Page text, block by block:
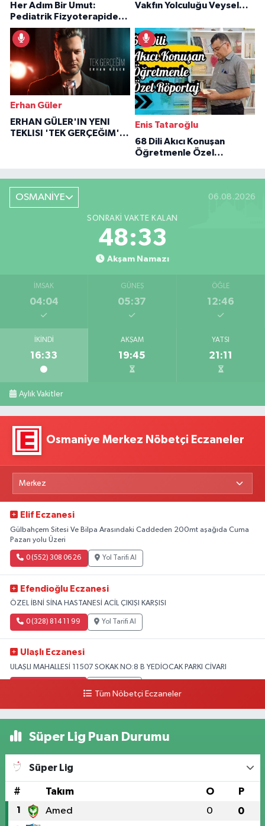
Her Adım Bir Umut:
Pediatrik Fizyoterapiden
İlham Veren Hikâyeler
Vakfın Yolculuğu Veysel
Erhan Güler
ERHAN GÜLER'IN YENI
TEKLISI 'TEK GERÇEĞIM'LE
Enis Tataroğlu
68 Dili Akıcı Konuşan
Öğretmenle Özel
OSMANİYE 06.08.2026
SONRAKI VAKTE KALAN
48:32
Akşam Namazı
İMSAK
04:04
GÜNEŞ
05:37
ÖĞLE
12:46
İKINDI
16:33
AKŞAM
19:45
YATSI
21:11
Aylık Vakitler
Osmaniye Merkez Nöbetçi Eczaneler
Elif Eczanesi
Gülbahçem Sitesi Ve Bilpa Arasındaki Caddeden 200mt aşağıda Cuma
Pazarı yolu Üzeri
0 (552) 308 06 26 Yol Tarifi Al
Efendioğlu Eczanesi
ÖZEL İBNİ SİNA HASTANESİ ACİL ÇIKIŞI KARŞISI
0 (328) 814 11 99 Yol Tarifi Al
Ulaşlı Eczanesi
ULAŞLI MAHALLESİ 11507 SOKAK NO:8 B YEDİOCAK PARKI CİVARI
Tüm Nöbetçi Eczaneler
Süper Lig Puan Durumu
Süper Lig
# Takım O P
1 Amed 0 0